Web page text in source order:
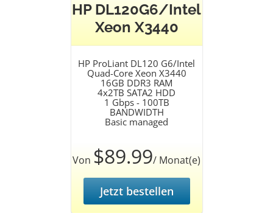
HP DL120G6/Intel
Xeon X3440
HP ProLiant DL120 G6/Intel
Quad-Core Xeon X3440
16GB DDR3 RAM
4x2TB SATA2 HDD
1 Gbps - 100TB
BANDWIDTH
Basic managed
Von $89.99/ Monat(e)
Jetzt bestellen